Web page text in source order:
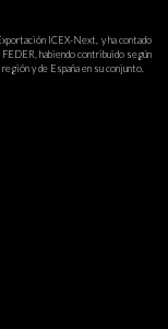
ICEX-Next, y ha contado
habiendo contribuido según
y de España en su conjunto.